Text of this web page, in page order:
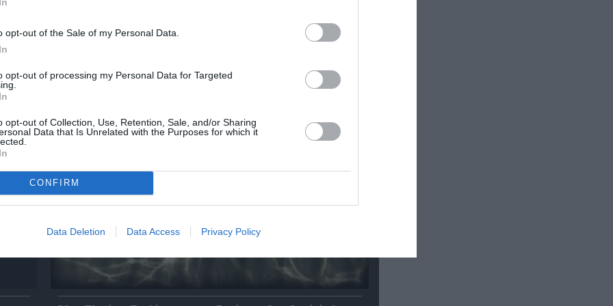
opt-out of the Sale of my Personal Data.
opt-out of processing my Personal Data for Targeted
opt-out of Collection, Use, Retention, Sale, and/or Sharing
Data that Is Unrelated with the Purposes for which it
CONFIRM
Data Deletion Data Access Privacy Policy
Με
ελληνική όπερα του Θεόδωρου Στάθη στο θέατρο